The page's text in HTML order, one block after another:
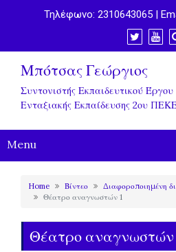
Τηλέφωνο: 2310643065 |
Μπότσας Γεώργιος
Συντονιστής Εκπαιδευτικού
Ενταξιακής Εκπαίδευσης 2ου
Menu
Home Βίντεο
Διαφοροποιημένη
Θέατρο αναγνωστών 1
Θέατρο αναγνωστών